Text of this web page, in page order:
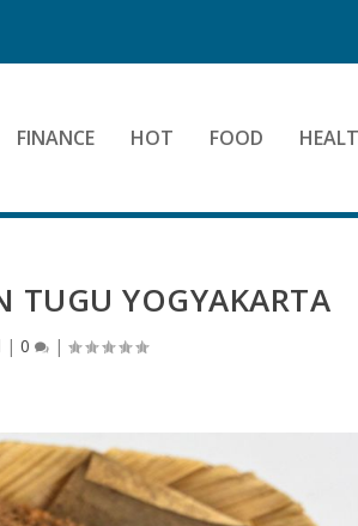
FINANCE HOT FOOD
TUGU YOGYAKARTA
| 0 |